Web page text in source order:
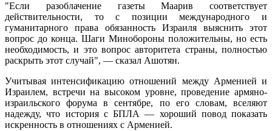
"Если разоблачение газеты Маарив соответствует
действительности, то с позиции международного и
гуманитарного права обязанность Израиля выяснить этот
вопрос до конца. Шаги Минобороны положительны, но есть
необходимость, и это вопрос авторитета страны, полностью
раскрыть этот случай", — сказал Ашотян.
Учитывая интенсификацию отношений между Арменией и
Израилем, встречи на высоком уровне, проведение армяно-
израильского форума в сентябре, по его словам, вселяют
надежду, что история с БПЛА — хороший повод показать
искренность в отношениях с Арменией.